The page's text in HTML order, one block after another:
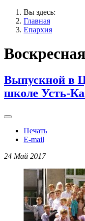
Вы здесь:
Главная
Епархия
Выпускной в
школе Усть-
Печать
E-mail
24 Май 2017